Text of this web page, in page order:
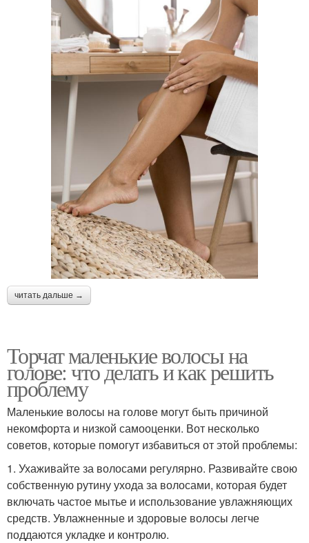
читать дальше →
Торчат маленькие волосы на
голове: что делать и как решить
проблему
Маленькие волосы на голове могут быть причиной
некомфорта и низкой самооценки. Вот несколько
советов, которые помогут избавиться от этой проблемы:
1. Ухаживайте за волосами регулярно. Развивайте свою
собственную рутину ухода за волосами, которая будет
включать частое мытье и использование увлажняющих
средств. Увлажненные и здоровые волосы легче
поддаются укладке и контролю.